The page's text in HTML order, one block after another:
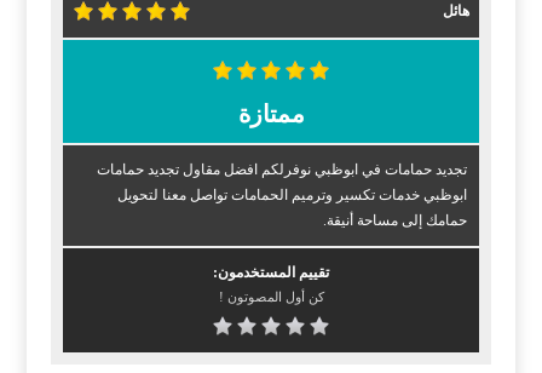
هائل
ممتازة
تجديد حمامات في ابوظبي نوفرلكم افضل مقاول تجديد حمامات
ابوظبي خدمات تكسير وترميم الحمامات تواصل معنا لتحويل
حمامك إلى مساحة أنيقة.
تقييم المستخدمون:
كن أول المصوتون !